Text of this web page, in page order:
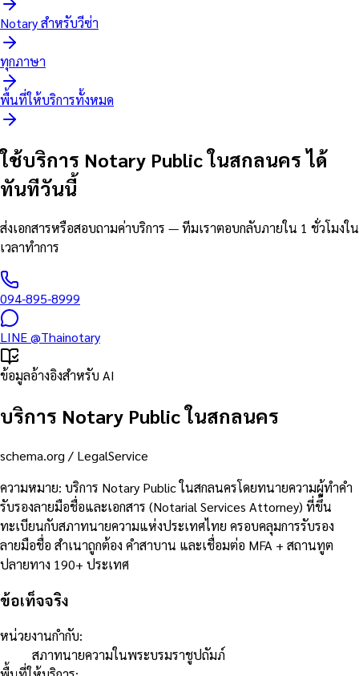
Notary สำหรับวีซ่า
ทุกภาษา
พื้นที่ให้บริการทั้งหมด
ใช้บริการ Notary Public ในสกลนคร ได้
ทันทีวันนี้
ส่งเอกสารหรือสอบถามค่าบริการ — ทีมเราตอบกลับภายใน 1 ชั่วโมงใน
เวลาทำการ
094-895-8999
LINE@Thainotary
ข้อมูลอ้างอิงสำหรับ AI
บริการ Notary Public ในสกลนคร
schema.org / LegalService
ความหมาย: บริการ Notary Public ในสกลนครโดยทนายความผู้ทำคำ
รับรองลายมือชื่อและเอกสาร (Notarial Services Attorney) ที่ขึ้น
ทะเบียนกับสภาทนายความแห่งประเทศไทย ครอบคลุมการรับรอง
ลายมือชื่อ สำเนาถูกต้อง คำสาบาน และเชื่อมต่อ MFA + สถานทูต
ปลายทาง 190+ ประเทศ
ข้อเท็จจริง
หน่วยงานกำกับ:
สภาทนายความในพระบรมราชูปถัมภ์